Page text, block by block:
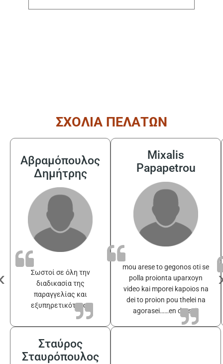
ΣΧΟΛΙΑ ΠΕΛΑΤΩΝ
Αβραμόπουλος
Δημήτρης
Σωστοί σε όλη την
διαδικασία της
παραγγελίας και
εξυπηρετικότατοι
Mixalis
Papapetrou
mou arese to gegonos oti se
polla proionta uparxoyn
video kai mporei kapoios na
dei to proion pou thelei na
agorasei……en drasei!
Σταύρος
Σταυρόπουλος